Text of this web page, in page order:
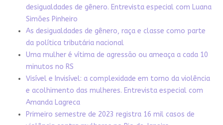
desigualdades de gênero. Entrevista especial com Luana
Simões Pinheiro
As desigualdades de gênero, raça e classe como parte
da política tributária nacional
Uma mulher é vítima de agressão ou ameaça a cada 10
minutos no RS
Visível e Invisível: a complexidade em torno da violência
e acolhimento das mulheres. Entrevista especial com
Amanda Lagreca
Primeiro semestre de 2023 registra 16 mil casos de